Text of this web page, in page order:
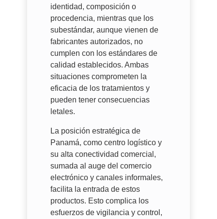
identidad, composición o
procedencia, mientras que los
subestándar, aunque vienen de
fabricantes autorizados, no
cumplen con los estándares de
calidad establecidos. Ambas
situaciones comprometen la
eficacia de los tratamientos y
pueden tener consecuencias
letales.
La posición estratégica de
Panamá, como centro logístico y
su alta conectividad comercial,
sumada al auge del comercio
electrónico y canales informales,
facilita la entrada de estos
productos. Esto complica los
esfuerzos de vigilancia y control,